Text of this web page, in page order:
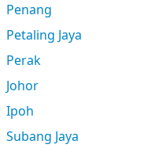
Penang
Petaling Jaya
Perak
Johor
Ipoh
Subang Jaya